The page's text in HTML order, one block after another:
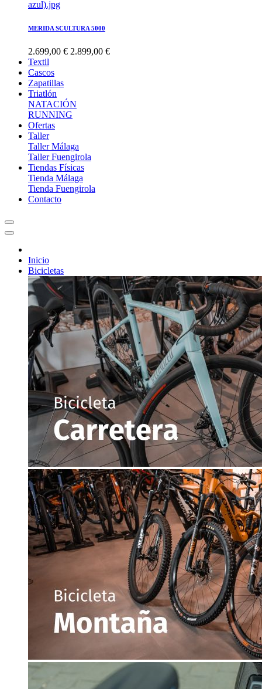
MERIDA SCULTURA 5000
2.699,00 € 2.899,00 €
Textil
Cascos
Zapatillas
Triatlón
NATACIÓN
RUNNING
Ofertas
Taller
Taller Málaga
Taller Fuengirola
Tiendas Físicas
Tienda Málaga
Tienda Fuengirola
Contacto
Inicio
Bicicletas